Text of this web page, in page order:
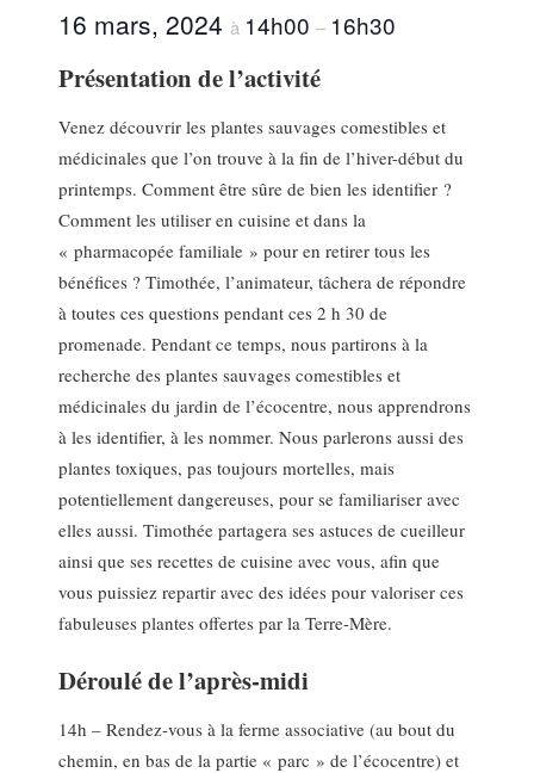
16 mars, 2024 à 14h00 – 16h30
Présentation de l’activité
Venez découvrir les plantes sauvages comestibles et
médicinales que l’on trouve à la fin de l’hiver-début du
printemps. Comment être sûre de bien les identifier ?
Comment les utiliser en cuisine et dans la
« pharmacopée familiale » pour en retirer tous les
bénéfices ? Timothée, l’animateur, tâchera de répondre
à toutes ces questions pendant ces 2 h 30 de
promenade. Pendant ce temps, nous partirons à la
recherche des plantes sauvages comestibles et
médicinales du jardin de l’écocentre, nous apprendrons
à les identifier, à les nommer. Nous parlerons aussi des
plantes toxiques, pas toujours mortelles, mais
potentiellement dangereuses, pour se familiariser avec
elles aussi. Timothée partagera ses astuces de cueilleur
ainsi que ses recettes de cuisine avec vous, afin que
vous puissiez repartir avec des idées pour valoriser ces
fabuleuses plantes offertes par la Terre-Mère.
Déroulé de l’après-midi
14h – Rendez-vous à la ferme associative (au bout du
chemin, en bas de la partie « parc » de l’écocentre) et